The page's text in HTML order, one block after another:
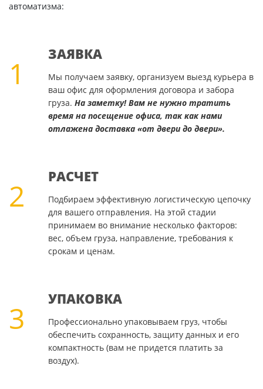
автоматизма:
1
ЗАЯВКА
Мы получаем заявку, организуем выезд курьера в
ваш офис для оформления договора и забора
груза. На заметку! Вам не нужно тратить
время на посещение офиса, так как нами
отлажена доставка «от двери до двери».
2
РАСЧЕТ
Подбираем эффективную логистическую цепочку
для вашего отправления. На этой стадии
принимаем во внимание несколько факторов:
вес, объем груза, направление, требования к
срокам и ценам.
3
УПАКОВКА
Профессионально упаковываем груз, чтобы
обеспечить сохранность, защиту данных и его
компактность (вам не придется платить за
воздух).